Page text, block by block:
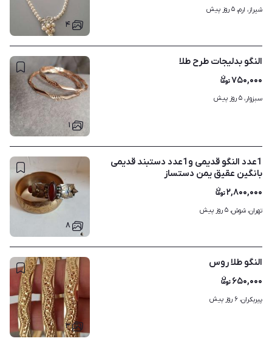
۴
شیراز، ارم، ۵ روز پیش
۱
النگو بدلیجات طرح طلا
۷۵۰,۰۰۰
سبزوار، ۵ روز پیش
۸
1عدد النگو قدیمی و1عدد دستبند قدیمی
بانگین عقیق یمن دستساز
۲,۸۰۰,۰۰۰
تهران، شوش، ۵ روز پیش
۳
النگو طلا روس
۶۵۰,۰۰۰
پیربکران، ۶ روز پیش